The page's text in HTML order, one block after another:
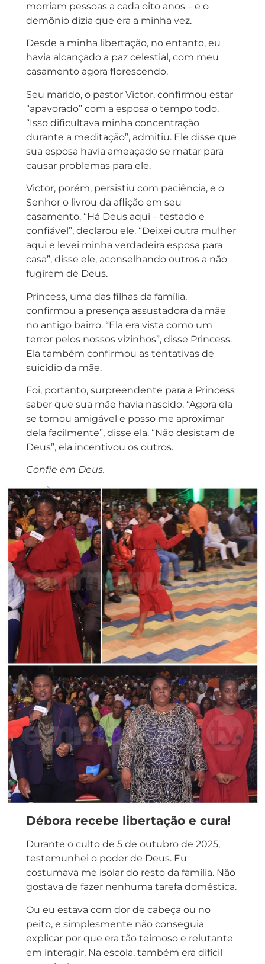
morriam pessoas a cada oito anos – e o
demônio dizia que era a minha vez.
Desde a minha libertação, no entanto, eu
havia alcançado a paz celestial, com meu
casamento agora florescendo.
Seu marido, o pastor Victor, confirmou estar
“apavorado” com a esposa o tempo todo.
“Isso dificultava minha concentração
durante a meditação”, admitiu. Ele disse que
sua esposa havia ameaçado se matar para
causar problemas para ele.
Victor, porém, persistiu com paciência, e o
Senhor o livrou da aflição em seu
casamento. “Há Deus aqui – testado e
confiável”, declarou ele. “Deixei outra mulher
aqui e levei minha verdadeira esposa para
casa”, disse ele, aconselhando outros a não
fugirem de Deus.
Princess, uma das filhas da família,
confirmou a presença assustadora da mãe
no antigo bairro. “Ela era vista como um
terror pelos nossos vizinhos”, disse Princess.
Ela também confirmou as tentativas de
suicídio da mãe.
Foi, portanto, surpreendente para a Princess
saber que sua mãe havia nascido. “Agora ela
se tornou amigável e posso me aproximar
dela facilmente”, disse ela. “Não desistam de
Deus”, ela incentivou os outros.
Confie em Deus.
Débora recebe libertação e cura!
Durante o culto de 5 de outubro de 2025,
testemunhei o poder de Deus. Eu
costumava me isolar do resto da família. Não
gostava de fazer nenhuma tarefa doméstica.
Ou eu estava com dor de cabeça ou no
peito, e simplesmente não conseguia
explicar por que era tão teimoso e relutante
em interagir. Na escola, também era difícil